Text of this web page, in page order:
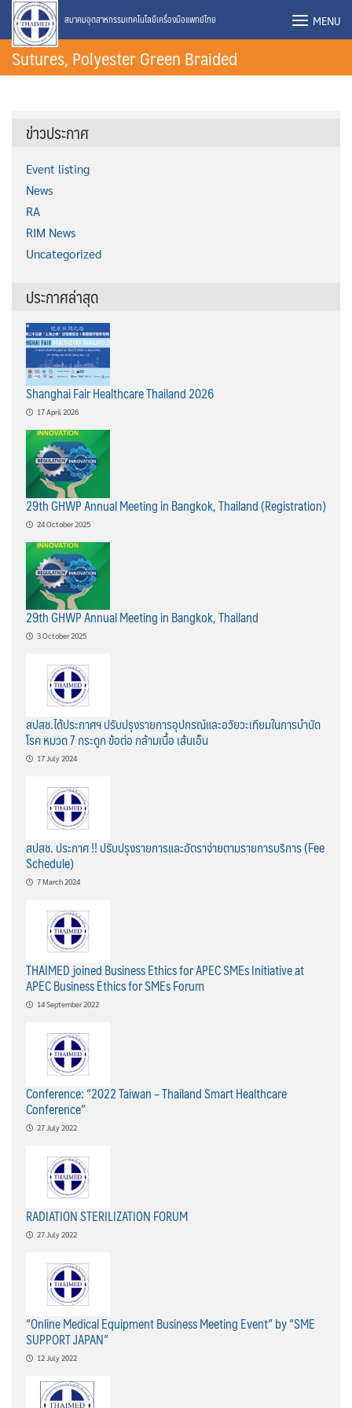
Skip
content
สมาคมอุตสาหกรรมเทคโนโลยีเครื่องมือแพทย์ไทย MENU
Sutures, Polyester Green Braided
ข่าวประกาศ
Event listing
News
RA
RIM News
Uncategorized
ประกาศล่าสุด
Shanghai Fair Healthcare Thailand 2026
17 April 2026
29th GHWP Annual Meeting in Bangkok, Thailand (Registration)
24 October 2025
29th GHWP Annual Meeting in Bangkok, Thailand
3 October 2025
สปสช.ได้ประกาศฯ ปรับปรุงรายการอุปกรณ์และอวัยวะเทียมในการบำบัด
โรค หมวด 7 กระดูก ข้อต่อ กล้ามเนื้อ เส้นเอ็น
17 July 2024
สปสช. ประกาศ !! ปรับปรุงรายการและอัตราจ่ายตามรายการบริการ (Fee
Schedule)
7 March 2024
THAIMED joined Business Ethics for APEC SMEs Initiative at
APEC Business Ethics for SMEs Forum
14 September 2022
Conference: “2022 Taiwan – Thailand Smart Healthcare
Conference”
27 July 2022
RADIATION STERILIZATION FORUM
27 July 2022
“Online Medical Equipment Business Meeting Event” by “SME
SUPPORT JAPAN”
12 July 2022